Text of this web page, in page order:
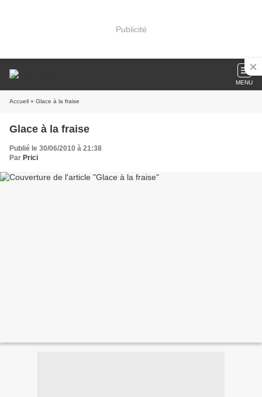
Publicité
MENU
Accueil » Glace à la fraise
Glace à la fraise
Publié le 30/06/2010 à 21:38
Par Prici